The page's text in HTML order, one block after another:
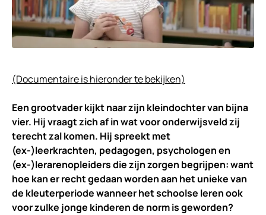
(Documentaire is hieronder te bekijken)
Een grootvader kijkt naar zijn kleindochter van bijna
vier. Hij vraagt zich af in wat voor onderwijsveld zij
terecht zal komen. Hij spreekt met
(ex-)leerkrachten, pedagogen, psychologen en
(ex-)lerarenopleiders die zijn zorgen begrijpen: want
hoe kan er recht gedaan worden aan het unieke van
de kleuterperiode wanneer het schoolse leren ook
voor zulke jonge kinderen de norm is geworden?